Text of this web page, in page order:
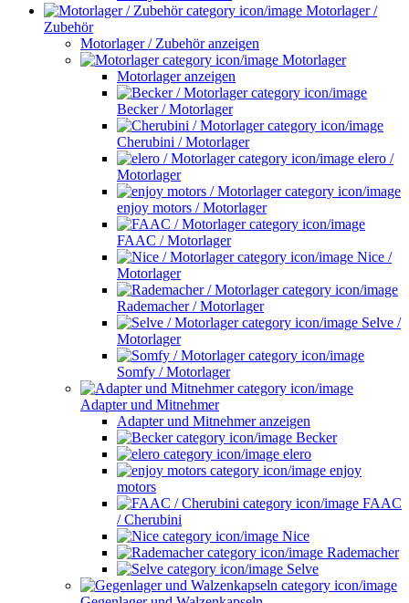
Motorlager /
Zubehör
Motorlager / Zubehör anzeigen
Motorlager
Motorlager anzeigen
Becker / Motorlager
Cherubini / Motorlager
elero /
Motorlager
enjoy motors / Motorlager
FAAC / Motorlager
Nice /
Motorlager
Rademacher / Motorlager
Selve /
Motorlager
Somfy / Motorlager
Adapter und Mitnehmer
Adapter und Mitnehmer anzeigen
Becker
elero
enjoy
motors
FAAC
/ Cherubini
Nice
Rademacher
Selve